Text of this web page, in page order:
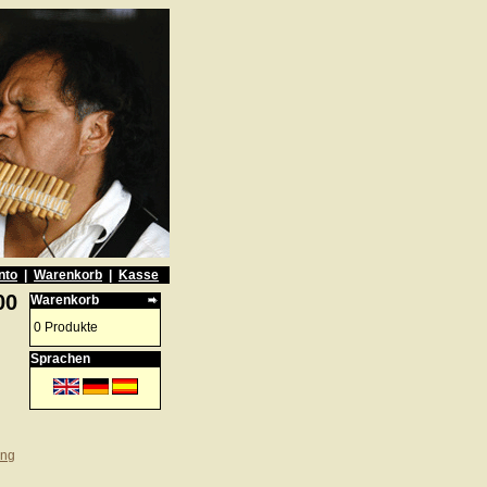
Warenkorb Kasse
Warenkorb
0 Produkte
Sprachen